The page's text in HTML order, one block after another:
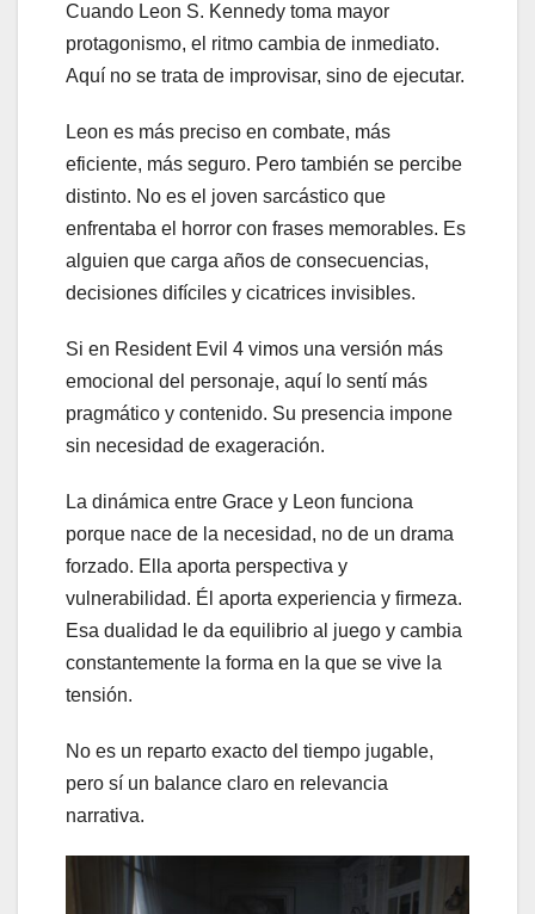
Cuando Leon S. Kennedy toma mayor
protagonismo, el ritmo cambia de inmediato.
Aquí no se trata de improvisar, sino de ejecutar.
Leon es más preciso en combate, más
eficiente, más seguro. Pero también se percibe
distinto. No es el joven sarcástico que
enfrentaba el horror con frases memorables. Es
alguien que carga años de consecuencias,
decisiones difíciles y cicatrices invisibles.
Si en Resident Evil 4 vimos una versión más
emocional del personaje, aquí lo sentí más
pragmático y contenido. Su presencia impone
sin necesidad de exageración.
La dinámica entre Grace y Leon funciona
porque nace de la necesidad, no de un drama
forzado. Ella aporta perspectiva y
vulnerabilidad. Él aporta experiencia y firmeza.
Esa dualidad le da equilibrio al juego y cambia
constantemente la forma en la que se vive la
tensión.
No es un reparto exacto del tiempo jugable,
pero sí un balance claro en relevancia
narrativa.